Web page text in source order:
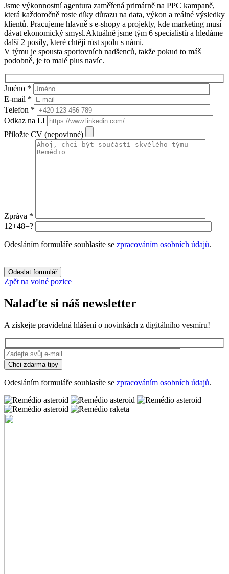
Jsme výkonnostní agentura zaměřená primárně na PPC kampaně,
která každoročně roste díky důrazu na data, výkon a reálné výsledky
klientů. Pracujeme hlavně s e-shopy a projekty, kde marketing musí
dávat ekonomický smysl.Aktuálně jsme tým 6 specialistů a hledáme
další 2 posily, které chtějí růst spolu s námi.
V týmu je spousta sportovních nadšenců, takže pokud to máš
podobně, je to malé plus navíc.
Jméno *
E-mail *
Telefon *
Odkaz na LI
Přiložte CV (nepovinné)
Zpráva *
12+48=?
Odesláním formuláře souhlasíte se zpracováním osobních údajů.
Ponechte toto pole prázdné.
Odeslat formulář
Zpět na volné pozice
Nalaďte si náš newsletter
A získejte pravidelná hlášení o novinkách z digitálního vesmíru!
Ponechte toto pole prázdné.
Chci zdarma tipy
Odesláním formuláře souhlasíte se zpracováním osobních údajů.